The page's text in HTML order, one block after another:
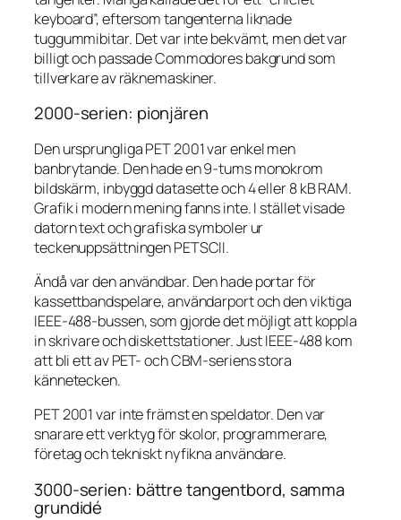
keyboard”, eftersom tangenterna liknade
tuggummibitar. Det var inte bekvämt, men det var
billigt och passade Commodores bakgrund som
tillverkare av räknemaskiner.
2000-serien: pionjären
Den ursprungliga PET 2001 var enkel men
banbrytande. Den hade en 9-tums monokrom
bildskärm, inbyggd datasette och 4 eller 8 kB RAM.
Grafik i modern mening fanns inte. I stället visade
datorn text och grafiska symboler ur
teckenuppsättningen PETSCII.
Ändå var den användbar. Den hade portar för
kassettbandspelare, användarport och den viktiga
IEEE-488-bussen, som gjorde det möjligt att koppla
in skrivare och diskettstationer. Just IEEE-488 kom
att bli ett av PET- och CBM-seriens stora
kännetecken.
PET 2001 var inte främst en speldator. Den var
snarare ett verktyg för skolor, programmerare,
företag och tekniskt nyfikna användare.
3000-serien: bättre tangentbord, samma
grundidé